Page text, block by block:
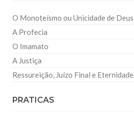
O Monoteísmo ou Unicidade de Deus
A Profecia
O Imamato
A Justiça
Ressureição, Juízo Final e Eternidade
PRATICAS